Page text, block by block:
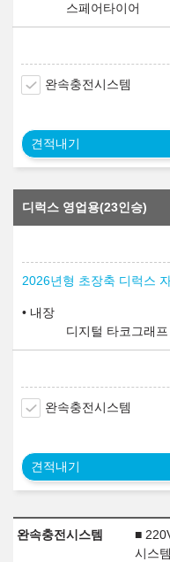
스페어타이어
완속충전시스템
견적내기
디럭스 영업용(23인승)
2026년형 초장축 디럭스
내장
디지털 타코그래프
완속충전시스템
견적내기
완속충전시스템
■
시스